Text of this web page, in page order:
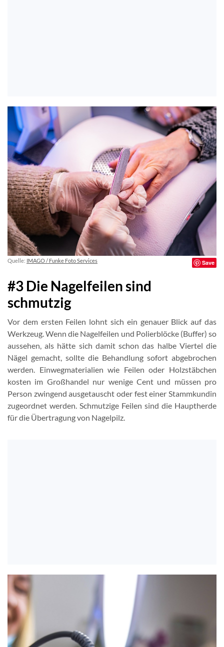
Quelle: IMAGO / Funke Foto Services Save
#3 Die Nagelfeilen sind
schmutzig
Vor dem ersten Feilen lohnt sich ein genauer Blick auf das
Werkzeug. Wenn die Nagelfeilen und Polierblöcke (Buffer) so
aussehen, als hätte sich damit schon das halbe Viertel die
Nägel gemacht, sollte die Behandlung sofort abgebrochen
werden. Einwegmaterialien wie Feilen oder Holzstäbchen
kosten im Großhandel nur wenige Cent und müssen pro
Person zwingend ausgetauscht oder fest einer Stammkundin
zugeordnet werden. Schmutzige Feilen sind die Hauptherde
für die Übertragung von Nagelpilz.